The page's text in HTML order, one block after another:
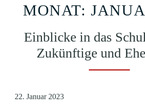
MONAT:
Einblicke in das
Zukünftige und
22. Januar 2023